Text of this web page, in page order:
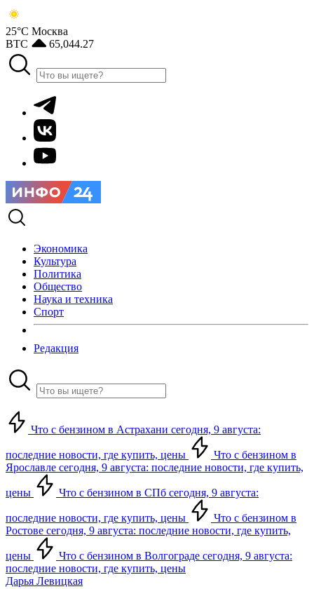
25°С Москва
BTC
65,044.27
Экономика
Культура
Политика
Общество
Наука и техника
Спорт
Редакция
Что с бензином в Астрахани сегодня, 9 августа:
последние новости, где купить, цены
Что с бензином в
Ярославле сегодня, 9 августа: последние новости, где купить,
цены Что с бензином в СПб сегодня, 9 августа:
последние новости, где купить, цены
Что с бензином в
Ростове сегодня, 9 августа: последние новости, где купить,
цены
Что с бензином в Волгограде сегодня, 9 августа:
последние новости, где купить, цены
Дарья Левицкая